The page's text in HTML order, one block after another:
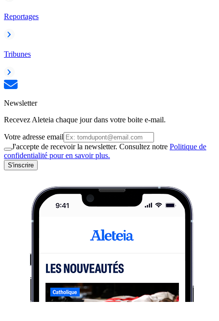
Reportages
Tribunes
Newsletter
Recevez Aleteia chaque jour dans votre boite e-mail.
Votre adresse email
J'accepte de recevoir la newsletter. Consultez notre Politique de
confidentialité pour en savoir plus.
S'inscrire